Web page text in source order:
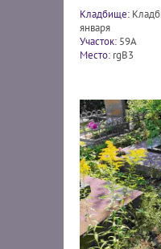
Кладбище:
января
Участок: 59А
Место: rgB3